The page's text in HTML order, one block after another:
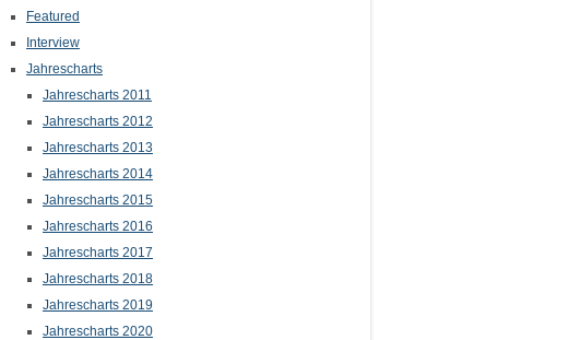
Featured
Interview
Jahrescharts
Jahrescharts 2011
Jahrescharts 2012
Jahrescharts 2013
Jahrescharts 2014
Jahrescharts 2015
Jahrescharts 2016
Jahrescharts 2017
Jahrescharts 2018
Jahrescharts 2019
Jahrescharts 2020